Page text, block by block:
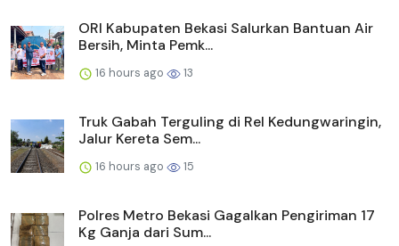
ORI Kabupaten Bekasi Salurkan Bantuan Air
Bersih, Minta Pemk...
16 hours ago 13
Truk Gabah Terguling di Rel Kedungwaringin,
Jalur Kereta Sem...
16 hours ago 15
Polres Metro Bekasi Gagalkan Pengiriman 17
Kg Ganja dari Sum...